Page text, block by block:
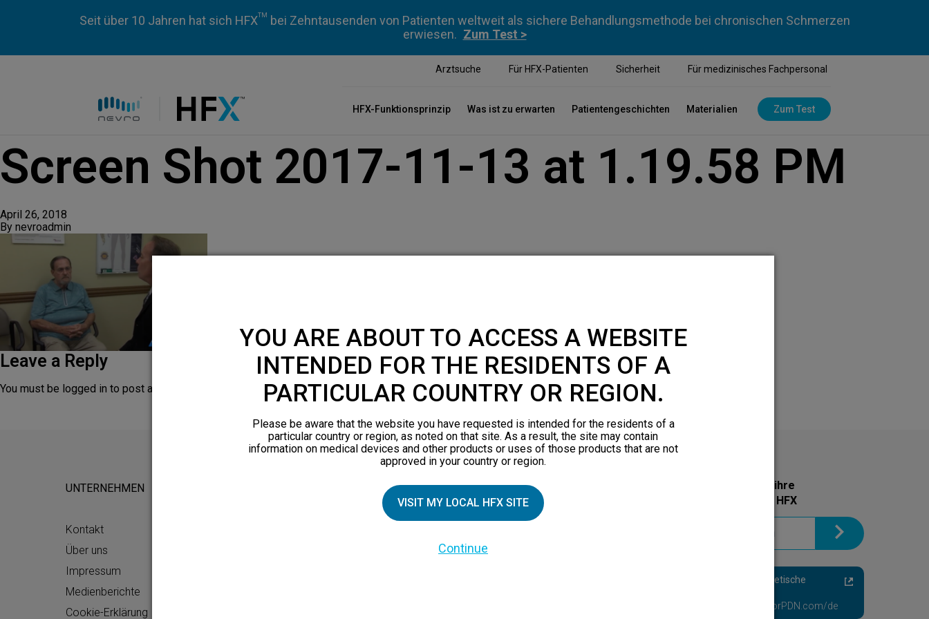
Seit über 10 Jahren hat sich HFXTM
bei Zehntausenden von Patienten weltweit als sichere Behandlungsmethode bei chronischen Schmerzen
erwiesen. Zum Test >
Arztsuche Für HFX-Patienten Sicherheit Für medizinisches Fachpersonal
HFX-Funktionsprinzip Was ist zu erwarten Patientengeschichten Materialien Zum Test
Screen Shot 2017-11-13 at 1.19.58 PM
April 26, 2018
By nevroadmin
Leave a Reply
You must be logged in to post a comment.
UNTERNEHMEN
Kontakt
Über uns
Impressum
Medienberichte
Cookie-Erklärung
FÜR POTENZIELLE PATIENTEN PATIENTENRESSOURCEN
Für HFX-Patienten
Holen Sie sich noch heute ihre
Informationsbroschüre zu HFX
Schmerzhafte Diabetische
Besuchen Sie HFXforPDN.com/de
YOU ARE ABOUT TO ACCESS A WEBSITE
INTENDED FOR THE RESIDENTS OF A
PARTICULAR COUNTRY OR REGION.
Please be aware that the website you have requested is intended for the residents of a
particular country or region, as noted on that site. As a result, the site may contain
information on medical devices and other products or uses of those products that are not
approved in your country or region.
VISIT MY LOCAL HFX SITE
Continue